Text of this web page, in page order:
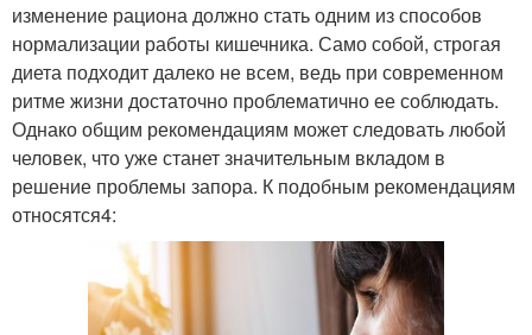
изменение рациона должно стать одним из способов
нормализации работы кишечника. Само собой, строгая
диета подходит далеко не всем, ведь при современном
ритме жизни достаточно проблематично ее соблюдать.
Однако общим рекомендациям может следовать любой
человек, что уже станет значительным вкладом в
решение проблемы запора. К подобным рекомендациям
относятся4: